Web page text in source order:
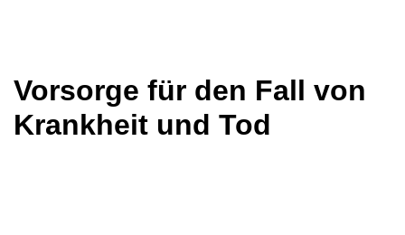
Vorsorge für den Fall von
Krankheit und Tod